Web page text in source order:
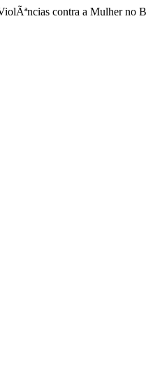
contra a Mulher no